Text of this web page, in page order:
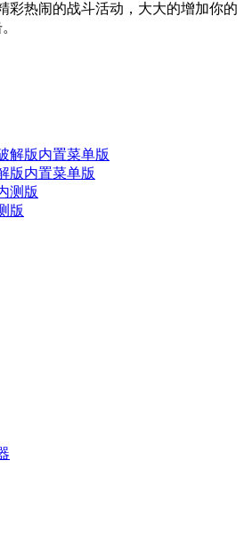
彩热闹的战斗活动，大大的增加你的
版内置菜单版
版